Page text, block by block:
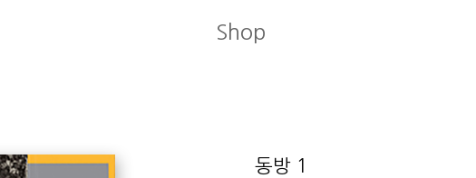
Shop
동방 1